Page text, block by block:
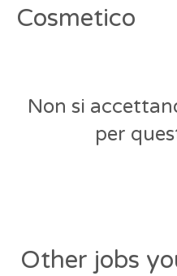
Cosmetico
Non si
per
Other jobs